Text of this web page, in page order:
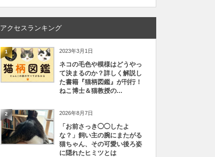
アクセスランキング
1 2023年3月1日
ネコの毛色や模様はどうやっ
て決まるのか？詳しく解説し
た書籍『猫柄図鑑』が刊行！
ねこ博士＆猫教授の...
2 2026年8月7日
「お前さっき◯◯したよ
な？」飼い主の腕にまたがる
猫ちゃん、その可愛い後ろ姿
に隠れたヒミツとは